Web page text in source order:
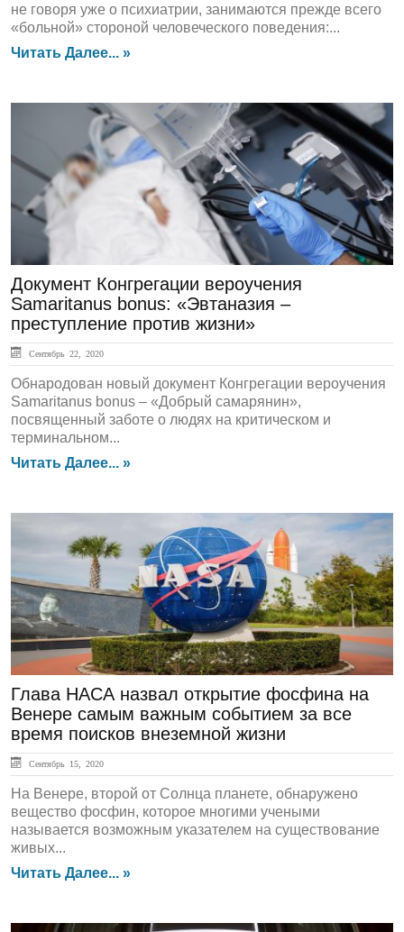
не говоря уже о психиатрии, занимаются прежде всего
«больной» стороной человеческого поведения:...
Читать Далее... »
ГЛАВНАЯ
Документ Конгрегации вероучения
Samaritanus bonus: «Эвтаназия –
преступление против жизни»
Сентябрь 22, 2020
Обнародован новый документ Конгрегации вероучения
Samaritanus bonus – «Добрый самарянин»,
посвященный заботе о людях на критическом и
терминальном...
Читать Далее... »
ЛЕНТА НОВОСТЕЙ
Глава НАСА назвал открытие фосфина на
Венере самым важным событием за все
время поисков внеземной жизни
Сентябрь 15, 2020
На Венере, второй от Солнца планете, обнаружено
вещество фосфин, которое многими учеными
называется возможным указателем на существование
живых...
Читать Далее... »